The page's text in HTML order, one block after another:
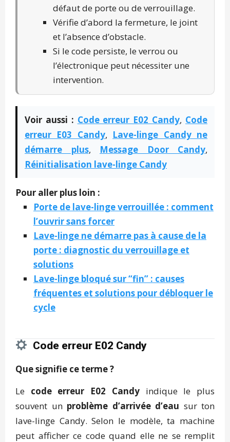
défaut de porte ou de verrouillage.
Vérifie d’abord la fermeture, le joint
et l’absence d’obstacle.
Si le code persiste, le verrou ou
l’électronique peut nécessiter une
intervention.
Voir aussi : Code erreur E02 Candy, Code
erreur E03 Candy, Lave-linge Candy ne
démarre plus, Message Door Candy,
Réinitialisation lave-linge Candy
Pour aller plus loin :
Porte de lave-linge verrouillée : comment
l’ouvrir sans forcer
Lave-linge ne démarre pas à cause de la
porte : diagnostic du verrouillage et
solutions
Lave-linge bloqué sur “fin” : causes
fréquentes et solutions pour débloquer le
cycle
Code erreur E02 Candy
Que signifie ce terme ?
Le code erreur E02 Candyindique le plus
souvent un problème d’arrivée d’eau sur ton
lave-linge Candy. Selon le modèle, ta machine
peut afficher ce code quand elle ne se remplit